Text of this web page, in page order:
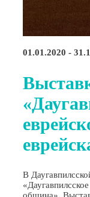
01.01.2020 -
В